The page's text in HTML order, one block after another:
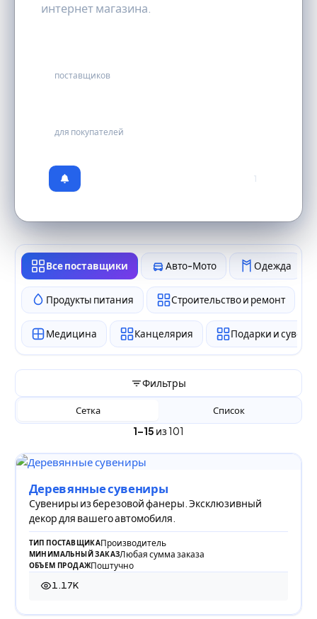
интернет магазина.
поставщиков
для покупателей
1
Все поставщики Авто-Мото Одежда
Продукты питания Строительство и ремонт
Медицина Канцелярия Подарки и
Фильтры
1–15 из 101
Сетка Список
Деревянные сувениры
Сувениры из березовой фанеры. Эксклюзивный
декор для вашего автомобиля.
ТИП ПОСТАВЩИКАПроизводитель
МИНИМАЛЬНЫЙ ЗАКАЗЛюбая сумма заказа
ОБЪЕМ ПРОДАЖПоштучно
1.17K
1 169 просмотров